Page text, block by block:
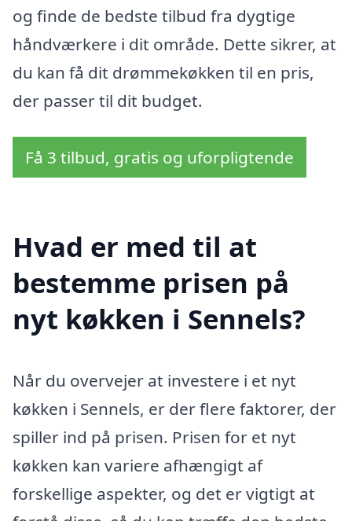
og finde de bedste tilbud fra dygtige
håndværkere i dit område. Dette sikrer, at
du kan få dit drømmekøkken til en pris,
der passer til dit budget.
Få 3 tilbud, gratis og uforpligtende
Hvad er med til at
bestemme prisen på
nyt køkken i Sennels?
Når du overvejer at investere i et nyt
køkken i Sennels, er der flere faktorer, der
spiller ind på prisen. Prisen for et nyt
køkken kan variere afhængigt af
forskellige aspekter, og det er vigtigt at